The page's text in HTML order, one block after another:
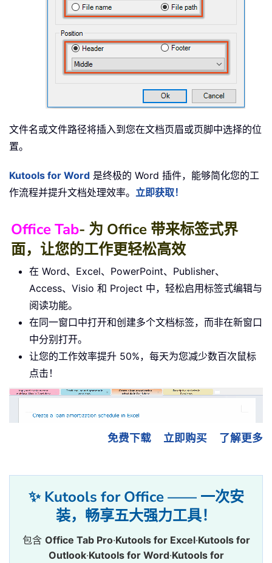
文件名或文件路径将插入到您在文档页眉或页脚中选择的位
置。
Kutools for Word 是终极的 Word 插件，能够简化您的工
作流程并提升文档处理效率。 立即获取！
Office Tab- 为 Office 带来标签式界
面，让您的工作更轻松高效
在 Word、Excel、PowerPoint、Publisher、
Access、Visio 和 Project 中，轻松启用标签式编辑与
阅读功能。
在同一窗口中打开和创建多个文档标签，而非在新窗口
中分别打开。
让您的工作效率提升 50%，每天为您减少数百次鼠标
点击！
免费下载 立即购买 了解更多
✨ Kutools for Office —— 一次安
装，畅享五大强力工具！
包含 Office Tab Pro·Kutools for Excel·Kutools for
Outlook·Kutools for Word·Kutools for